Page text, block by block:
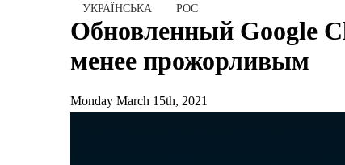
УКРАЇНСЬКА РОС
Обновленный Google
менее прожорливым
Monday March 15th, 2021